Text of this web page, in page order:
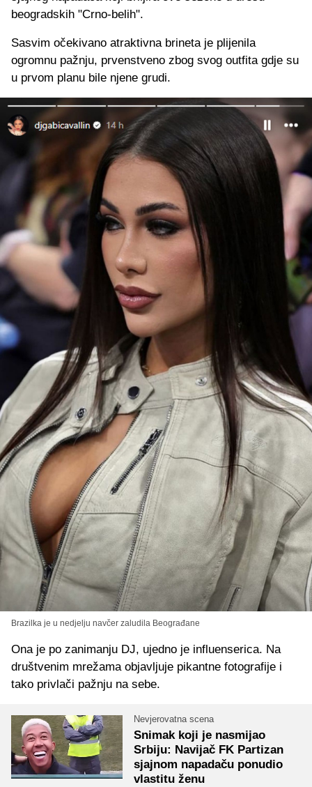
beogradskih "Crno-belih".
Sasvim očekivano atraktivna brineta je plijenila
ogromnu pažnju, prvenstveno zbog svog outfita gdje su
u prvom planu bile njene grudi.
Brazilka je u nedjelju navčer zaludila Beograđane
Ona je po zanimanju DJ, ujedno je influenserica. Na
društvenim mrežama objavljuje pikantne fotografije i
tako privlači pažnju na sebe.
Nevjerovatna scena
Snimak koji je nasmijao
Srbiju: Navijač FK Partizan
sjajnom napadaču ponudio
vlastitu ženu